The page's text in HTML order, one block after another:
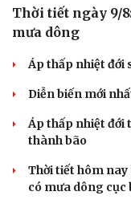
Thời tiết ngày 9/
mưa dông
Áp thấp nhiệt đới
Diễn biến mới
Áp thấp nhiệt đới
thành bão
Thời tiết hôm nay
có mưa dông cục